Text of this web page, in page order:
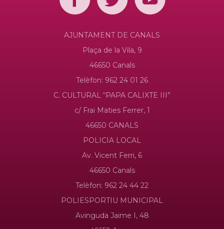
AJUNTAMENT DE CANALS
Plaça de la Vila, 9
46650 Canals
Telèfon: 962 24 01 26
C. CULTURAL “PAPA CALIXTE III”
c/ Frai Maties Ferrer, 1
46650 CANALS
POLICIA LOCAL
Av. Vicent Ferri, 6
46650 Canals
Telèfon: 962 24 44 22
POLIESPORTIU MUNICIPAL
Avinguda Jaime I, 48